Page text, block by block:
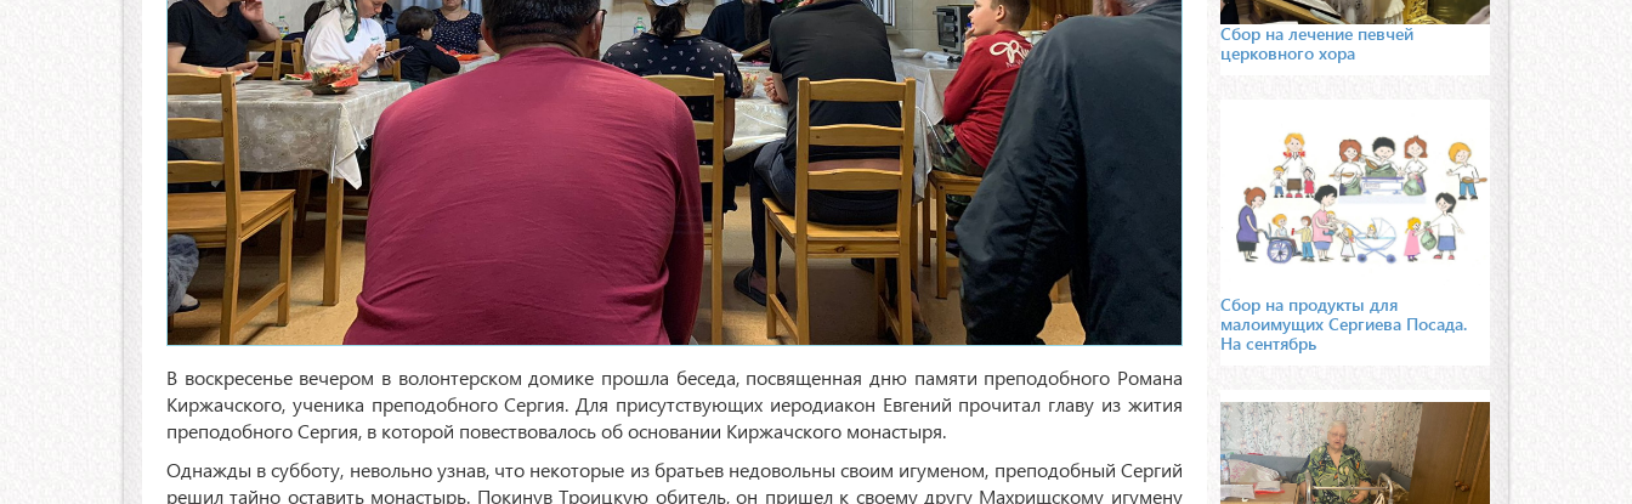
В воскресенье вечером в волонтерском домике прошла беседа, посвященная дню памяти преподобного Романа
Киржачского, ученика преподобного Сергия. Для присутствующих иеродиакон Евгений прочитал главу из жития
преподобного Сергия, в которой повествовалось об основании Киржачского монастыря.
Однажды в субботу, невольно узнав, что некоторые из братьев недовольны своим игуменом, преподобный Сергий
решил тайно оставить монастырь. Покинув Троицкую обитель, он пришел к своему другу Махрищскому игумену
Сбор на лечение певчей
церковного хора
Сбор на продукты для
малоимущих Сергиева Посада.
На сентябрь